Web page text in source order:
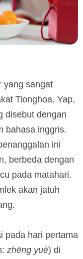
yang sangat
Tionghoa. Yap,
disebut dengan
bahasa inggris.
ini
berbeda dengan
pada matahari.
akan jatuh
pada hari pertama
zhēng yuè) di